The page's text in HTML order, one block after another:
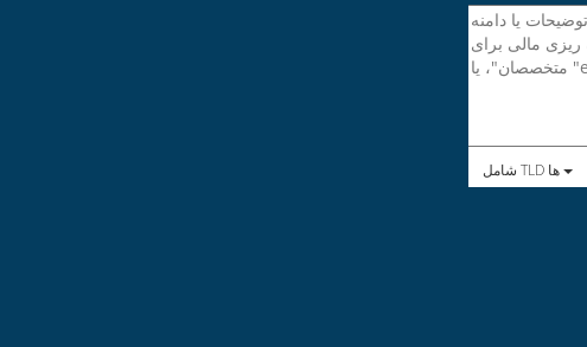
شامل TLD ها